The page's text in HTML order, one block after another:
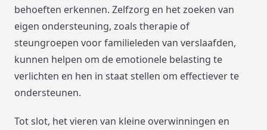
behoeften erkennen. Zelfzorg en het zoeken van
eigen ondersteuning, zoals therapie of
steungroepen voor familieleden van verslaafden,
kunnen helpen om de emotionele belasting te
verlichten en hen in staat stellen om effectiever te
ondersteunen.
Tot slot, het vieren van kleine overwinningen en